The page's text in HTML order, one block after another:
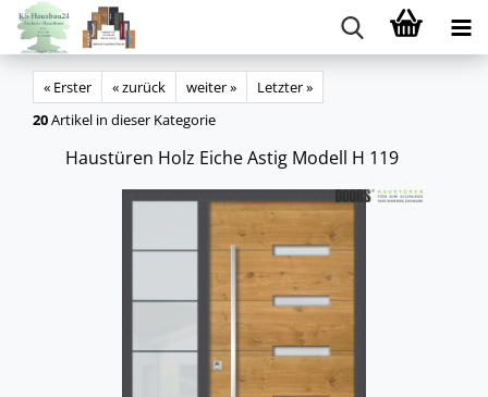
« Erster « zurück weiter »
Letzter »
20Artikel in dieser Kategorie
Haus­tü­ren Holz Eiche Astig Mo­dell H 119